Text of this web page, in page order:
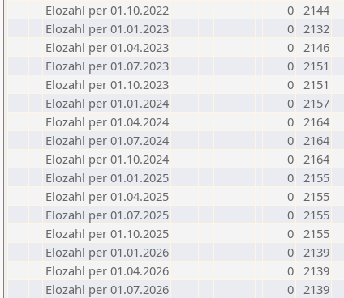
Elozahl per 01.10.2022
0 2144
Elozahl per 01.01.2023
0 2132
Elozahl per 01.04.2023
0 2146
Elozahl per 01.07.2023
0 2151
Elozahl per 01.10.2023
0 2151
Elozahl per 01.01.2024
0 2157
Elozahl per 01.04.2024
0 2164
Elozahl per 01.07.2024
0 2164
Elozahl per 01.10.2024
0 2164
Elozahl per 01.01.2025
0 2155
Elozahl per 01.04.2025
0 2155
Elozahl per 01.07.2025
0 2155
Elozahl per 01.10.2025
0 2155
Elozahl per 01.01.2026
0 2139
Elozahl per 01.04.2026
0 2139
Elozahl per 01.07.2026
0 2139